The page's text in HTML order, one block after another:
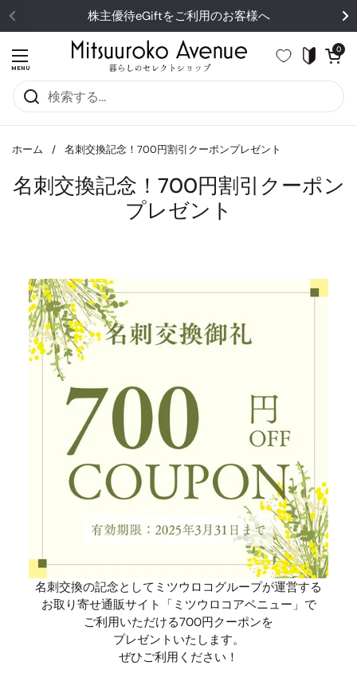
コンテンツへスキップ株主優待eGiftをご利用のお客様へ
メニューを開く
MENU
カートを開
0
ホーム / 名刺交換記念！700円割引クーポンプレゼント
名刺交換記念！700円割引クーポン
プレゼント
名刺交換の記念としてミツウロコグループが運営する
お取り寄せ通販サイト「ミツウロコアベニュー」で
ご利用いただける700円クーポンを
プレゼントいたします。
ぜひご利用ください！